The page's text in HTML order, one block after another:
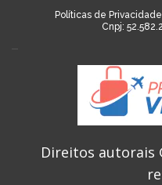
Políticas de Privacidade
Cnpj:
Direitos autorais